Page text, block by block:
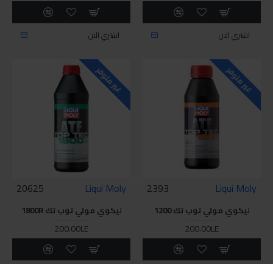
اشتري الان اشتري الان
غير متوفر
Liqui Moly
2393
ليكوي مولي توب تك 1200
200.00LE
غير متوفر
Liqui Moly
20625
ليكوي مولي توب تك 1800R
200.00LE